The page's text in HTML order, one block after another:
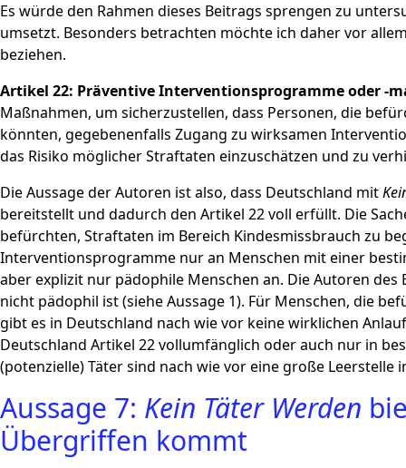
Es würde den Rahmen dieses Beitrags sprengen zu
umsetzt. Besonders betrachten möchte ich daher vor
beziehen.
Artikel 22: Präventive Interventionsprogramme oder -
Maßnahmen, um sicherzustellen, dass Personen, die
könnten, gegebenenfalls Zugang zu wirksamen
das Risiko möglicher Straftaten einzuschätzen und zu
Die Aussage der Autoren ist also, dass Deutschland mit
bereitstellt und dadurch den Artikel 22 voll erfüllt. Die
befürchten, Straftaten im Bereich Kindesmissbrauch zu
Interventionsprogramme nur an Menschen mit einer
aber explizit nur pädophile Menschen an. Die Autoren
nicht pädophil ist (siehe Aussage 1). Für Menschen, die
gibt es in Deutschland nach wie vor keine wirklichen
Deutschland Artikel 22 vollumfänglich oder auch nur in
(potenzielle) Täter sind nach wie vor eine große Leerstelle
Aussage 7: Kein Täter Werden
Übergriffen kommt